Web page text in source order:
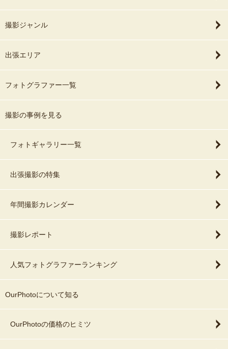
撮影ジャンル
出張エリア
フォトグラファー一覧
撮影の事例を見る
フォトギャラリー一覧
出張撮影の特集
年間撮影カレンダー
撮影レポート
人気フォトグラファーランキング
OurPhotoについて知る
OurPhotoの価格のヒミツ